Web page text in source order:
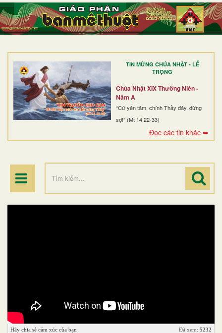
TIN MỪNG CHÚA NHẬT - LỄ
TRỌNG
Chúa Nhật XIX Thường Niên -
Năm A
“Cứ yên tâm, chính Thầy đây, đừng
sợ!” (Mt 14,22-33)
Đọc các tin khác ➥
TRANG NHẤT
GIỚI THIỆU
DÒNG TU
BAN MỤC VỤ
ĐOÀN THỂ CG
Hãy chia sẻ cảm xúc của bạn Đã xem: 5232